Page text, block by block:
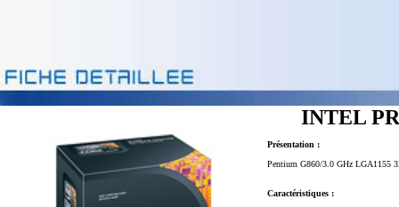
INTEL
Présentation :
Pentium G860/3.0 GHz LGA1155
Caractéristiques :